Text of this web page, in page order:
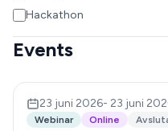
Hackathon
Events
23 juni 2026- 23 juni
Webinar Online